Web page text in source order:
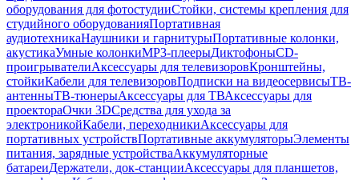
оборудования для фотостудииСтойки, системы крепления для
студийного оборудованияПортативная
аудиотехникаНаушники и гарнитурыПортативные колонки,
акустикаУмные колонкиMP3-плеерыДиктофоныCD-
проигрывателиАксессуары для телевизоровКронштейны,
стойкиКабели для телевизоровПодписки на видеосервисыТВ-
антенныТВ-тюнерыАксессуары для ТВАксессуары для
проектораОчки 3DСредства для ухода за
электроникойКабели, переходникиАксессуары для
портативных устройствПортативные аккумуляторыЭлементы
питания, зарядные устройстваАккумуляторные
батареиДержатели, док-станцииАксессуары для планшетов,